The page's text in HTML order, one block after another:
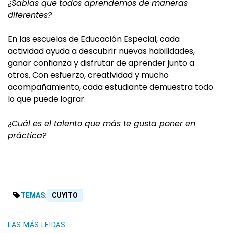
¿Sabías que todos aprendemos de maneras
diferentes?
En las escuelas de Educación Especial, cada
actividad ayuda a descubrir nuevas habilidades,
ganar confianza y disfrutar de aprender junto a
otros. Con esfuerzo, creatividad y mucho
acompañamiento, cada estudiante demuestra todo
lo que puede lograr.
¿Cuál es el talento que más te gusta poner en
práctica?
TEMAS: CUYITO
LAS MÁS LEIDAS